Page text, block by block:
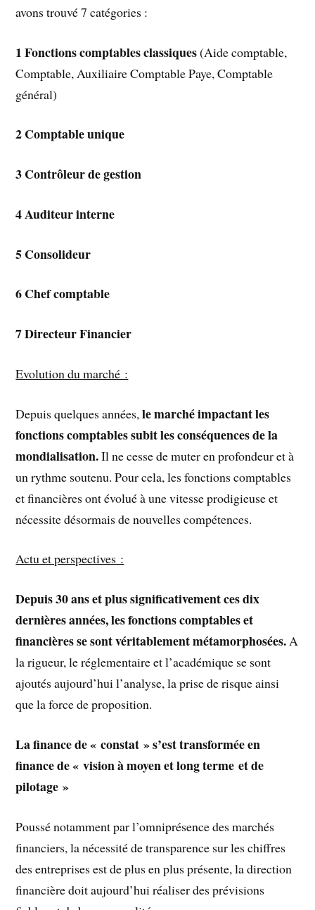
avons trouvé 7 catégories :
1 Fonctions comptables classiques(Aide comptable,
Comptable, Auxiliaire Comptable Paye, Comptable
général)
2 Comptable unique
3Contrôleur de gestion
4Auditeur interne
5Consolideur
6Chef comptable
7Directeur Financier
Evolution du marché :
Depuis quelques années,le marché impactant les
fonctions comptables subit les conséquences de la
mondialisation.Il ne cesse de muter en profondeur et à
un rythme soutenu. Pour cela, les fonctions comptables
et financières ont évolué à une vitesse prodigieuse et
nécessite désormais de nouvelles compétences.
Actu et perspectives :
Depuis 30 ans et plus significativement ces dix
dernières années, les fonctions comptables et
financières se sont véritablement métamorphosées.A
la rigueur, le réglementaire et l’académique se sont
ajoutés aujourd’hui l’analyse, la prise de risque ainsi
que la force de proposition.
La finance de « constat » s’est transformée en
finance de « vision à moyen et long terme et de
pilotage »
Poussé notamment par l’omniprésence des marchés
financiers, la nécessité de transparence sur les chiffres
des entreprises est de plus en plus présente, la direction
financière doit aujourd’hui réaliser des prévisions